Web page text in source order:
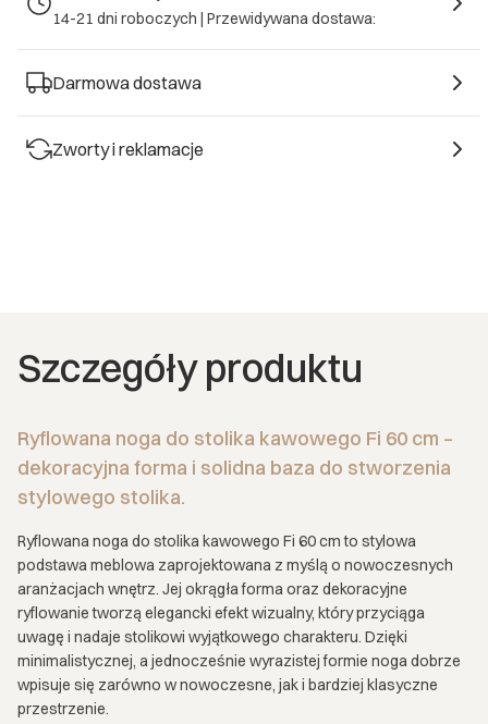
14-21 dni roboczych | Przewidywana dostawa:
Darmowa dostawa
Zworty i reklamacje
Szczegóły produktu
Ryflowana noga do stolika kawowego Fi 60 cm –
dekoracyjna forma i solidna baza do stworzenia
stylowego stolika.
Ryflowana noga do stolika kawowego Fi 60 cm to stylowa
podstawa meblowa zaprojektowana z myślą o nowoczesnych
aranżacjach wnętrz. Jej okrągła forma oraz dekoracyjne
ryflowanie tworzą elegancki efekt wizualny, który przyciąga
uwagę i nadaje stolikowi wyjątkowego charakteru. Dzięki
minimalistycznej, a jednocześnie wyrazistej formie noga dobrze
wpisuje się zarówno w nowoczesne, jak i bardziej klasyczne
przestrzenie.